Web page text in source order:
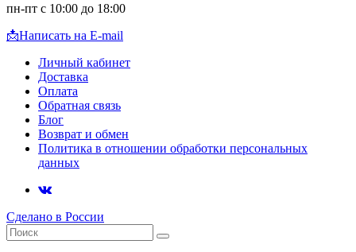
пн-пт с 10:00 до 18:00
📩Написать на E-mail
Личный кабинет
Доставка
Оплата
Обратная связь
Блог
Возврат и обмен
Политика в отношении обработки персональных
данных
Сделано в России